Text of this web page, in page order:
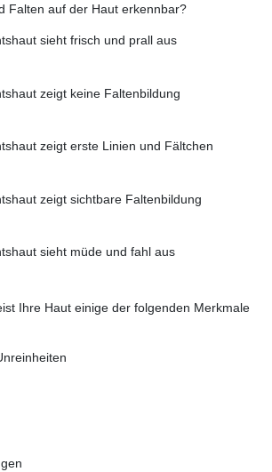
Falten auf der Haut erkennbar?
sieht frisch und prall aus
zeigt keine Faltenbildung
zeigt erste Linien und Fältchen
zeigt sichtbare Faltenbildung
sieht müde und fahl aus
Ihre Haut einige der folgenden Merkmale